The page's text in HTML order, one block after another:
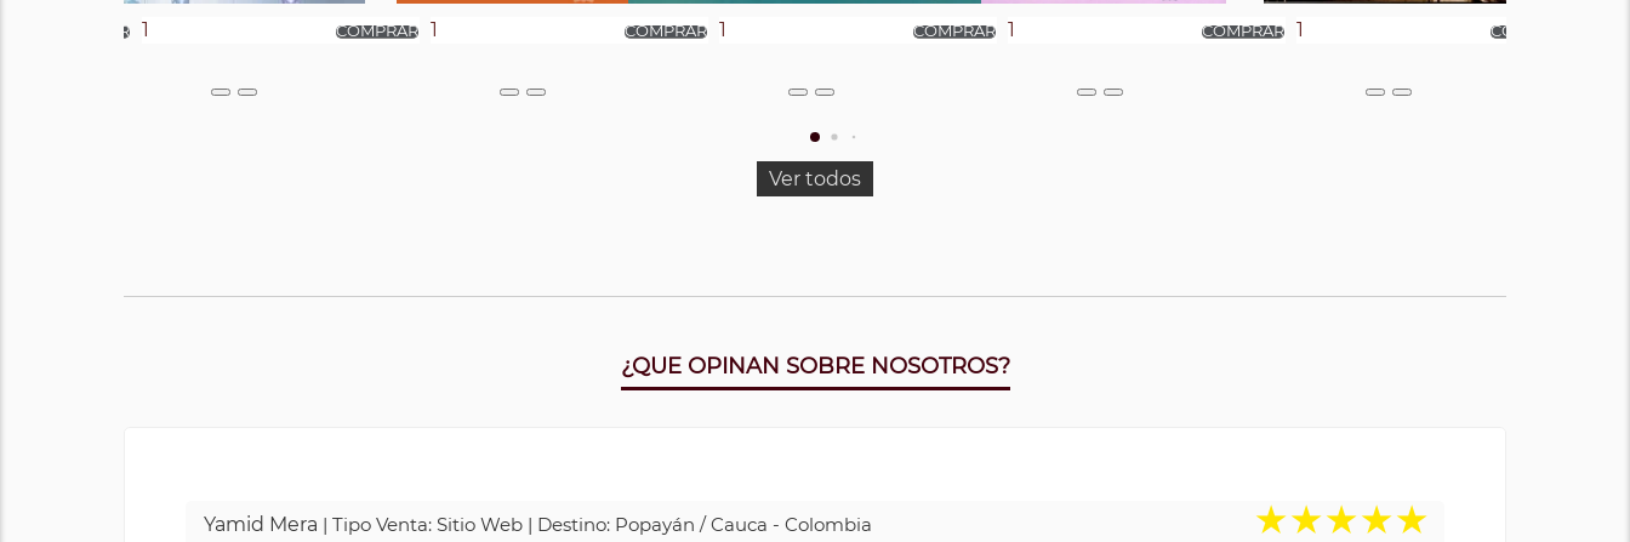
Ver todos
¿QUE OPINAN SOBRE NOSOTROS?
Yamid Mera | Tipo Venta: Sitio Web | Destino: Popayán / Cauca - Colombia ★★★★★